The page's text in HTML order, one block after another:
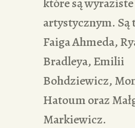
artystycznym. Są
Faiga Ahmeda,
Bradleya, Emilii
Bohdziewicz,
Hatoum oraz
Markiewicz.